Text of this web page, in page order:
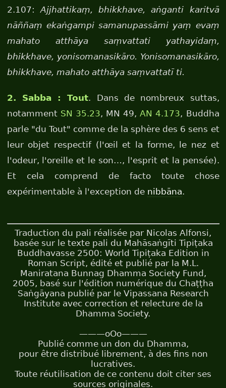
2.107:Ajjhattikaṃ, bhikkhave, aṅganti karitvā
nāññaṃ ekaṅgampi samanupassāmi yaṃ evaṃ
mahato atthāya saṃvattati yathayidaṃ,
bhikkhave, yonisomanasikāro. Yonisomanasikāro,
bhikkhave, mahato atthāya saṃvattatī ti.
2. Sabba : Tout. Dans de nombreux suttas,
notamment SN 35.23, MN 49,AN 4.173, Buddha
parle "du Tout" comme de la sphère des 6 sens et
leur objet respectif (l'œil et la forme, le nez et
l'odeur, l'oreille et le son…, l'esprit et la pensée).
Et cela comprend de facto toute chose
expérimentable à l'exception de nibbāna.
Traduction du pali réalisée par Nicolas Alfonsi,
basée sur le texte pali du Mahāsaṅgīti Tipiṭaka
Buddhavasse 2500: World Tipiṭaka Edition in
Roman Script, édité et publié par la M.L.
Maniratana Bunnag Dhamma Society Fund,
2005, basé sur l'édition numérique du Chaṭṭha
Saṅgāyana publié par le Vipassana Research
Institute avec correction et relecture de la
Dhamma Society.
———oOo———
Publié comme un don du Dhamma,
pour être distribué librement, à des fins non
lucratives.
Toute réutilisation de ce contenu doit citer ses
sources originales.